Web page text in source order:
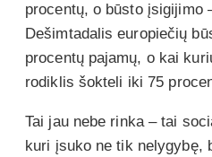
procentų, o būsto įsigijimo
Dešimtadalis europiečių
procentų pajamų, o kai
rodiklis šokteli iki 75
Tai jau nebe rinka – tai
kuri įsuko ne tik nelygybę,